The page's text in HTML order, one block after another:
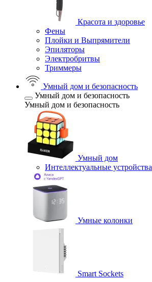
Красота и здоровье
Фены
Плойки и Выпрямители
Эпиляторы
Электробритвы
Триммеры
Умный дом и безопасность
Умный дом и безопасность
Умный дом и безопасность
Умный дом
Интеллектуальные устройства
Умные колонки
Smart Sockets